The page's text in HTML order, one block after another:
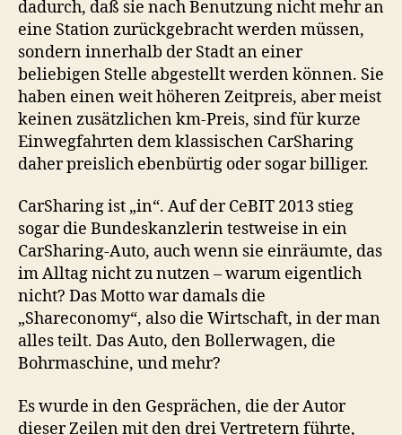
dadurch, daß sie nach Benutzung nicht mehr an
eine Station zurückgebracht werden müssen,
sondern innerhalb der Stadt an einer
beliebigen Stelle abgestellt werden können. Sie
haben einen weit höheren Zeitpreis, aber meist
keinen zusätzlichen km-Preis, sind für kurze
Einwegfahrten dem klassischen CarSharing
daher preislich ebenbürtig oder sogar billiger.
CarSharing ist „in“. Auf der CeBIT 2013 stieg
sogar die Bundeskanzlerin testweise in ein
CarSharing-Auto, auch wenn sie einräumte, das
im Alltag nicht zu nutzen – warum eigentlich
nicht? Das Motto war damals die
„Shareconomy“, also die Wirtschaft, in der man
alles teilt. Das Auto, den Bollerwagen, die
Bohrmaschine, und mehr?
Es wurde in den Gesprächen, die der Autor
dieser Zeilen mit den drei Vertretern führte,